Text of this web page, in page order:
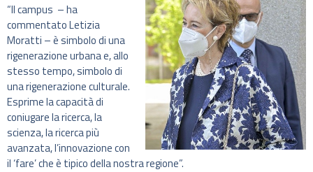
“Il campus – ha
commentato Letizia
Moratti – è simbolo di una
rigenerazione urbana e, allo
stesso tempo, simbolo di
una rigenerazione culturale.
Esprime la capacità di
coniugare la ricerca, la
scienza, la ricerca più
avanzata, l’innovazione con
il ‘fare’ che è tipico della nostra regione”.